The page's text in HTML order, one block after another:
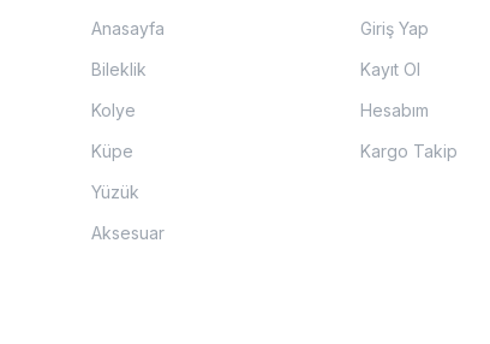
Anasayfa
Bileklik
Kolye
Küpe
Yüzük
Aksesuar
Giriş Yap
Kayıt Ol
Hesabım
Kargo Takip